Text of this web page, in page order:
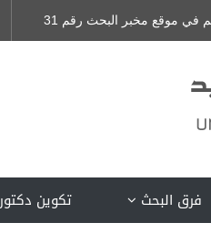
في موقع مخبر البحث رقم 31
فرق البحث تكوين